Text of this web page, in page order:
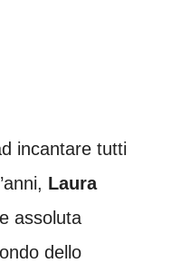
incantare tutti
Laura
assoluta
dello